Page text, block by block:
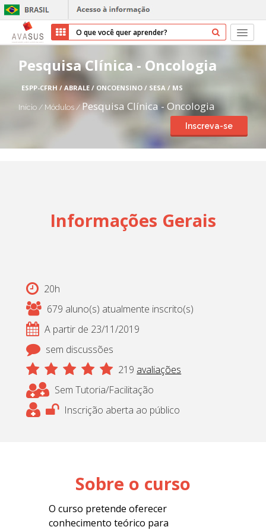
Cursos
Parceiros
Entrar
Pesquisa Clínica - Oncologia
ESPP-CFRH / ABRALE / ONCOENSINO / SESA / MS
Início / Módulos/ Pesquisa Clínica - Oncologia
Inscreva-se
Informações Gerais
20h
679 aluno(s) atualmente inscrito(s)
A partir de 23/11/2019
sem discussões
219 avaliações
Sem Tutoria/Facilitação
Inscrição aberta ao público
Sobre o curso
O curso pretende oferecer
conhecimento teórico para